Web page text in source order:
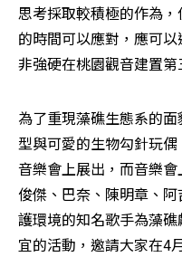
思考採取較積極的作為
的時間可以應對，應可
非強硬在桃園觀音建置第
為了重現藻礁生態系的
型與可愛的生物勾針玩
音樂會上展出，而音樂
俊傑、巴奈、陳明章、
護環境的知名歌手為藻
宜的活動，邀請大家在4